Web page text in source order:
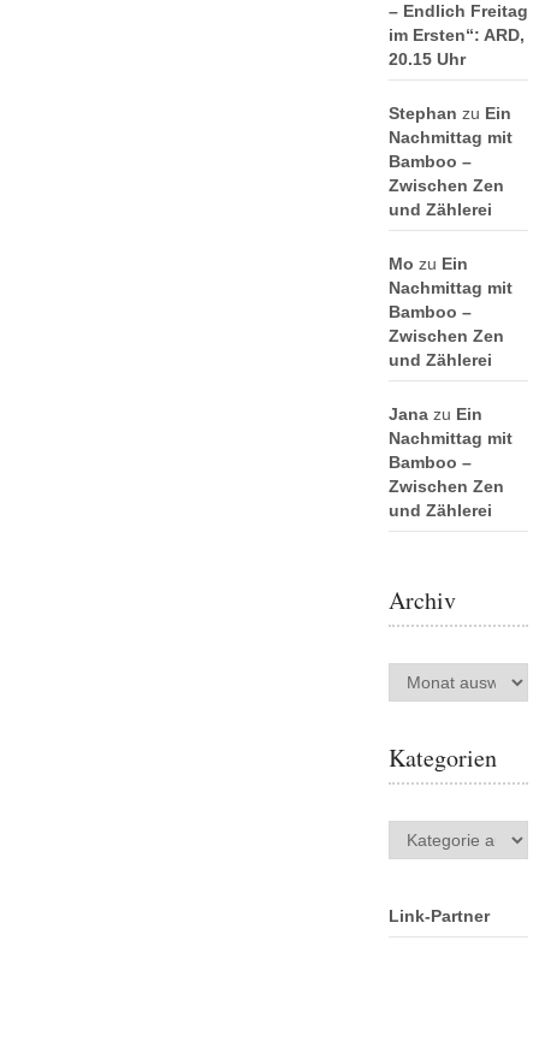
– Endlich Freitag
im Ersten“: ARD,
20.15 Uhr
Stephan zu Ein
Nachmittag mit
Bamboo –
Zwischen Zen
und Zählerei
Mo zu Ein
Nachmittag mit
Bamboo –
Zwischen Zen
und Zählerei
Janazu Ein
Nachmittag mit
Bamboo –
Zwischen Zen
und Zählerei
Archiv
Archiv
Kategorien
Kategorien
Link-Partner